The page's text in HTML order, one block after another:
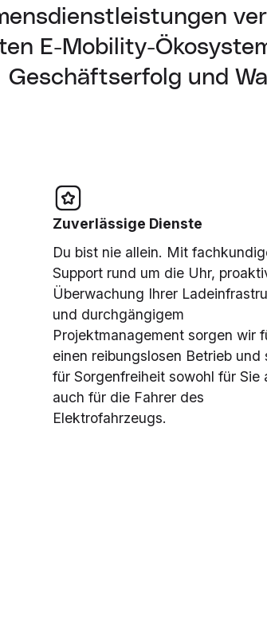
E-Mobility-
Geschäftserfolg und
Zuverlässige Dienste
Du bist nie allein. Mit
Support rund um die Uhr,
Überwachung Ihrer
und durchgängigem
Projektmanagement sorgen wir
einen reibungslosen Betrieb und
für Sorgenfreiheit sowohl für Sie
auch für die Fahrer des
Elektrofahrzeugs.